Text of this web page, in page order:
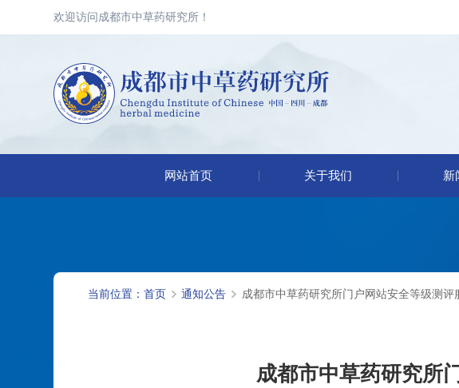
欢迎访问成都市中草药研究所！
网站首页 关于我们 新
当前位置： 首页 通知公告 成都市中草药研究所门户网站安全等级测评
成都市中草药研究所